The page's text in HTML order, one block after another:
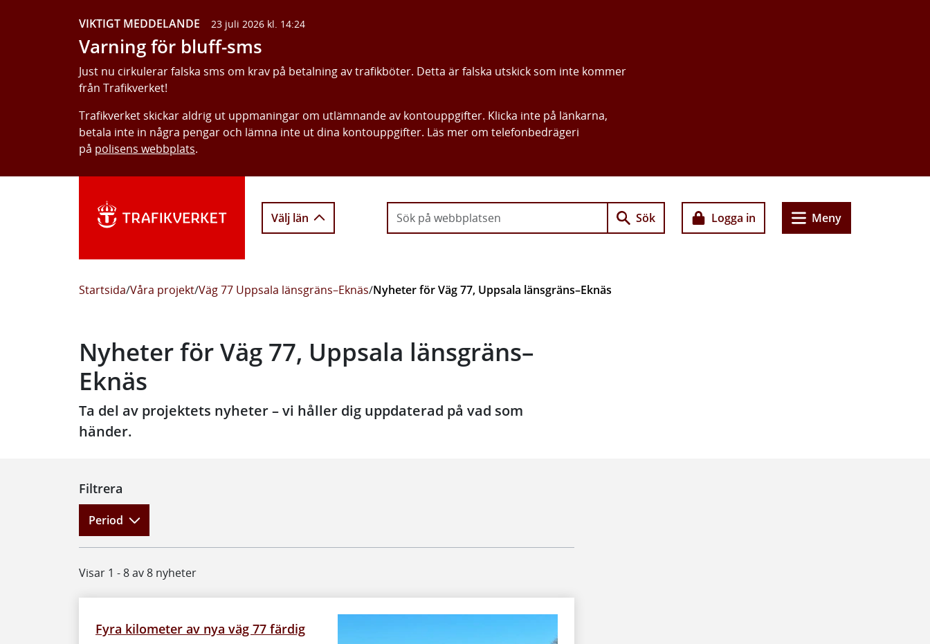
VIKTIGT MEDDELANDE 23 juli 2026 kl. 14:24
Varning för bluff-sms
Just nu cirkulerar falska sms om krav på betalning av trafikböter. Detta är falska utskick som inte kommer
från Trafikverket!
Trafikverket skickar aldrig ut uppmaningar om utlämnande av kontouppgifter. Klicka inte på länkarna,
betala inte in några pengar och lämna inte ut dina kontouppgifter. Läs mer om telefonbedrägeri
på polisens webbplats.
Välj län Sök Logga in Meny
Startsida/Våra projekt/Väg 77 Uppsala länsgräns–Eknäs/Nyheter för Väg 77, Uppsala länsgräns–Eknäs
Nyheter för Väg 77, Uppsala länsgräns–
Eknäs
Ta del av projektets nyheter – vi håller dig uppdaterad på vad som
händer.
Filtrera
Period
Visar 1 - 8 av 8 nyheter
Fyra kilometer av nya väg 77 färdig